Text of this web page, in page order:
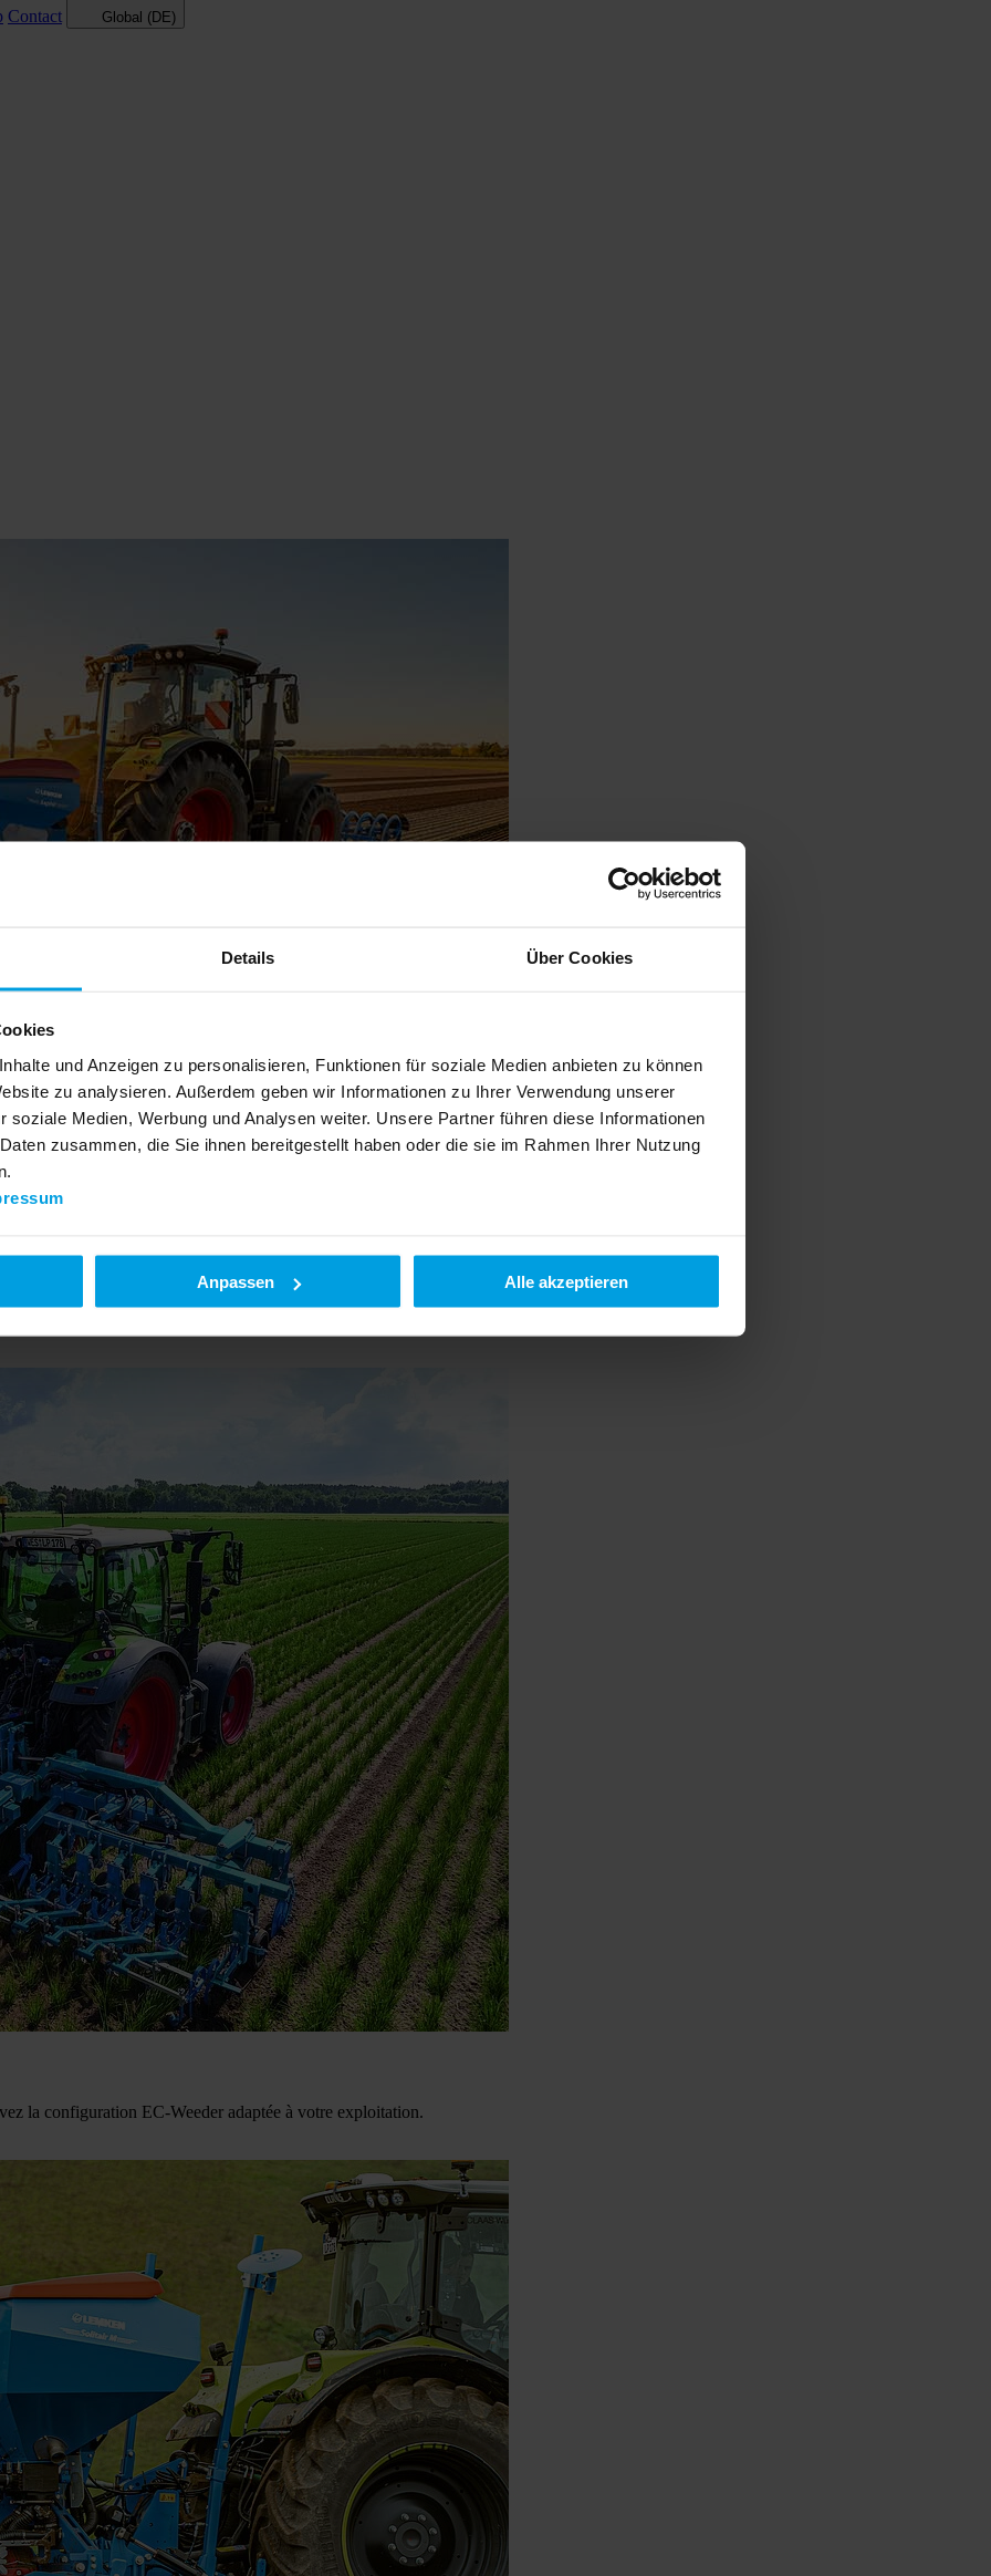
Details Über Cookies
und Anzeigen zu personalisieren, Funktionen für soziale Medien anbieten zu können
zu analysieren. Außerdem geben wir Informationen zu Ihrer Verwendung unserer
soziale Medien, Werbung und Analysen weiter. Unsere Partner führen diese Informationen
zusammen, die Sie ihnen bereitgestellt haben oder die sie im Rahmen Ihrer Nutzung
Anpassen Alle akzeptieren
Contact Global (DE)
la configuration EC-Weeder adaptée à votre exploitation.